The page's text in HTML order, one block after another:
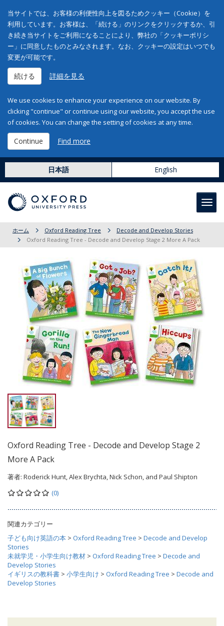
当サイトでは、お客様の利便性向上を図るためクッキー（Cookie）を
利用しています。お客様は、「続ける」のリンクをクリックするか、引
き続き当サイトをご利用になることにより、弊社の「クッキーポリシ
ー」に同意したものとみなされます。なお、クッキーの設定はいつでも
変更が可能です。
続ける 詳細を見る
We use cookies to enhance your experience on our website. By
clicking "continue" or continue using our website, you accept the use
of cookies. You can change the setting of cookies at any time.
Continue Find more
日本語 English
ホーム Oxford Reading Tree
Decode and Develop Stories
Oxford Reading Tree - Decode and Develop Stage 2 More A Pack
Oxford Reading Tree - Decode and Develop Stage 2
More A Pack
著者: Roderick Hunt, Alex Brychta, Nick Schon, and Paul Shipton
(0)
関連カテゴリー
子ども向け英語の本 > Oxford Reading Tree > Decode and Develop
Stories
未就学児・小学生向け教材 > Oxford Reading Tree > Decode and
Develop Stories
イギリスの教科書 > 小学生向け > Oxford Reading Tree > Decode and
Develop Stories